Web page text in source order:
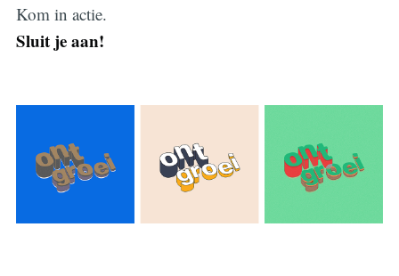
Kom in actie.
Sluit je aan!